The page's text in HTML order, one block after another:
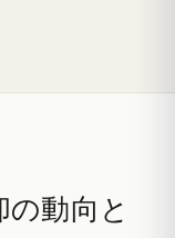
動向と